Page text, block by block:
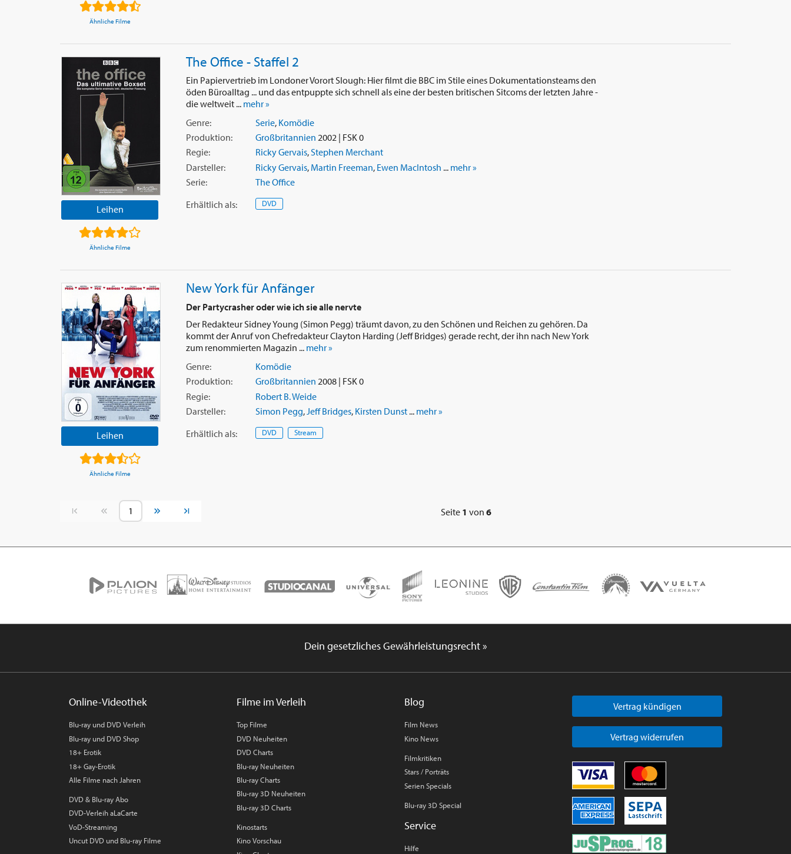
Ähnliche Filme
Leihen
Ähnliche Filme
The Office - Staffel 2
Ein Papiervertrieb im Londoner Vorort Slough: Hier filmt die BBC im Stile eines Dokumentationsteams den
öden Büroalltag ... und das entpuppte sich schnell als eine der besten britischen Sitcoms der letzten Jahre -
die weltweit ... mehr »
Genre:
Serie, Komödie
Produktion:
Großbritannien 2002 | FSK 0
Regie:
Ricky Gervais,Stephen Merchant
Darsteller:
Ricky Gervais, Martin Freeman, Ewen MacIntosh ... mehr »
Serie:
The Office
Erhältlich als: DVD
Leihen
Ähnliche Filme
New York für Anfänger
Der Partycrasher oder wie ich sie alle nervte
Der Redakteur Sidney Young (Simon Pegg) träumt davon, zu den Schönen und Reichen zu gehören. Da
kommt der Anruf von Chefredakteur Clayton Harding (Jeff Bridges) gerade recht, der ihn nach New York
zum renommierten Magazin ... mehr »
Genre:
Komödie
Produktion:
Großbritannien 2008 | FSK 0
Regie:
Robert B. Weide
Darsteller:
Simon Pegg, Jeff Bridges, Kirsten Dunst... mehr »
Erhältlich als: DVD Stream
Vorherige Seite Nächste Seite Seite 1 von 6
Dein gesetzliches Gewährleistungsrecht »
Online-Videothek
Blu-ray und DVD Verleih
Blu-ray und DVD Shop
18+ Erotik
18+ Gay-Erotik
Alle Filme nach Jahren
DVD & Blu-ray Abo
DVD-Verleih aLaCarte
VoD-Streaming
Uncut DVD und Blu-ray Filme
Filme im Verleih
Top Filme
DVD Neuheiten
DVD Charts
Blu-ray Neuheiten
Blu-ray Charts
Blu-ray 3D Neuheiten
Blu-ray 3D Charts
Kinostarts
Kino Vorschau
Blog
Film News
Kino News
Filmkritiken
Stars / Porträts
Serien Specials
Blu-ray 3D Special
Service
Hilfe
Vertrag kündigen
Vertrag widerrufen